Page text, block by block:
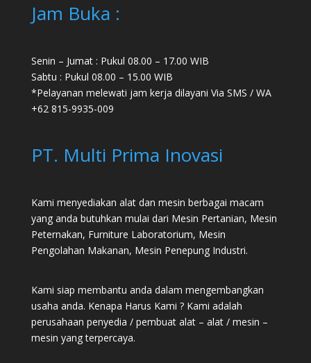
Jam Buka :
Senin – Jumat : Pukul 08.00 – 17.00 WIB
Sabtu : Pukul 08.00 – 15.00 WIB
*Pelayanan melewati jam kerja dilayani Via SMS / WA
+62 815-9935-009
PT. Multi Prima Inovasi
Kami menyediakan alat dan mesin berbagai macam
yang anda butuhkan mulai dari Mesin Pertanian, Mesin
Peternakan, Furniture Laboratorium, Mesin
Pengolahan Makanan, Mesin Penepung Industri.
Kami siap membantu anda dalam mengembangkan
usaha anda. Kenapa Harus Kami ? Kami adalah
perusahaan penyedia / pembuat alat – alat / mesin –
mesin yang terpercaya.